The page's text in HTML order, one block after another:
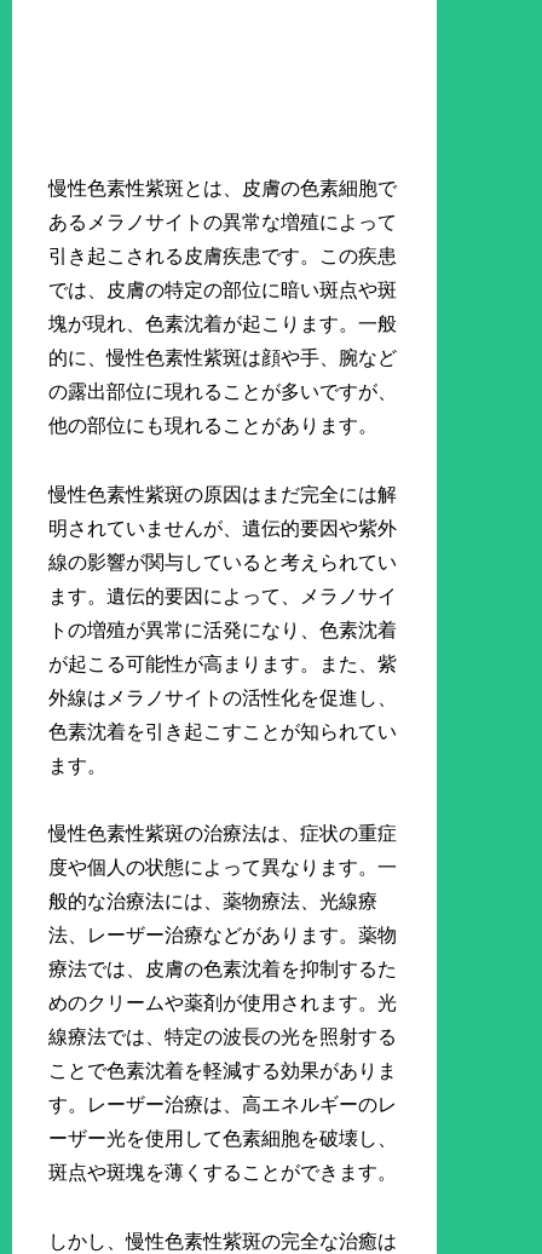
慢性色素性紫斑とは、皮膚の色素細胞で
あるメラノサイトの異常な増殖によって
引き起こされる皮膚疾患です。この疾患
では、皮膚の特定の部位に暗い斑点や斑
塊が現れ、色素沈着が起こります。一般
的に、慢性色素性紫斑は顔や手、腕など
の露出部位に現れることが多いですが、
他の部位にも現れることがあります。
慢性色素性紫斑の原因はまだ完全には解
明されていませんが、遺伝的要因や紫外
線の影響が関与していると考えられてい
ます。遺伝的要因によって、メラノサイ
トの増殖が異常に活発になり、色素沈着
が起こる可能性が高まります。また、紫
外線はメラノサイトの活性化を促進し、
色素沈着を引き起こすことが知られてい
ます。
慢性色素性紫斑の治療法は、症状の重症
度や個人の状態によって異なります。一
般的な治療法には、薬物療法、光線療
法、レーザー治療などがあります。薬物
療法では、皮膚の色素沈着を抑制するた
めのクリームや薬剤が使用されます。光
線療法では、特定の波長の光を照射する
ことで色素沈着を軽減する効果がありま
す。レーザー治療は、高エネルギーのレ
ーザー光を使用して色素細胞を破壊し、
斑点や斑塊を薄くすることができます。
しかし、慢性色素性紫斑の完全な治癒は